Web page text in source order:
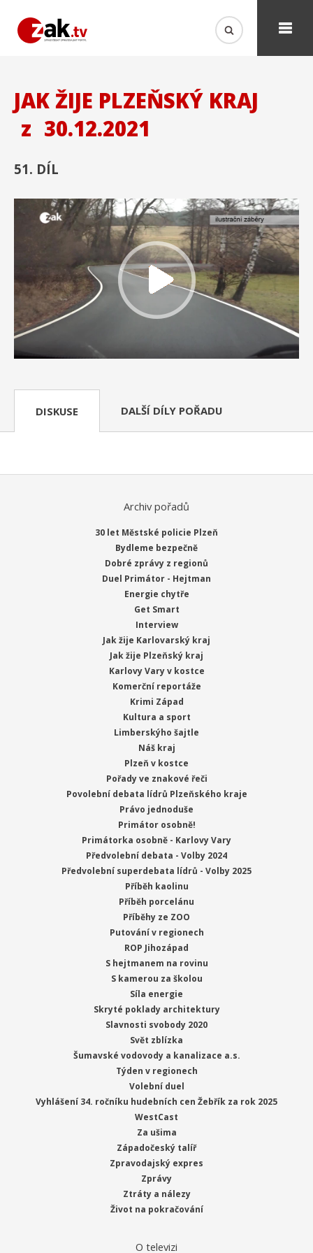
JAK ŽIJE PLZEŇSKÝ KRAJ
z 30.12.2021
51. DÍL
DISKUSE DALŠÍ DÍLY POŘADU
Archiv pořadů
30 let Městské policie Plzeň
Bydleme bezpečně
Dobré zprávy z regionů
Duel Primátor - Hejtman
Energie chytře
Get Smart
Interview
Jak žije Karlovarský kraj
Jak žije Plzeňský kraj
Karlovy Vary v kostce
Komerční reportáže
Krimi Západ
Kultura a sport
Limberskýho šajtle
Náš kraj
Plzeň v kostce
Pořady ve znakové řeči
Povolební debata lídrů Plzeňského kraje
Právo jednoduše
Primátor osobně!
Primátorka osobně - Karlovy Vary
Předvolební debata - Volby 2024
Předvolební superdebata lídrů - Volby 2025
Příběh kaolinu
Příběh porcelánu
Příběhy ze ZOO
Putování v regionech
ROP Jihozápad
S hejtmanem na rovinu
S kamerou za školou
Síla energie
Skryté poklady architektury
Slavnosti svobody 2020
Svět zblízka
Šumavské vodovody a kanalizace a.s.
Týden v regionech
Volební duel
Vyhlášení 34. ročníku hudebních cen Žebřík za rok 2025
WestCast
Za ušima
Západočeský talíř
Zpravodajský expres
Zprávy
Ztráty a nálezy
Život na pokračování
O televizi